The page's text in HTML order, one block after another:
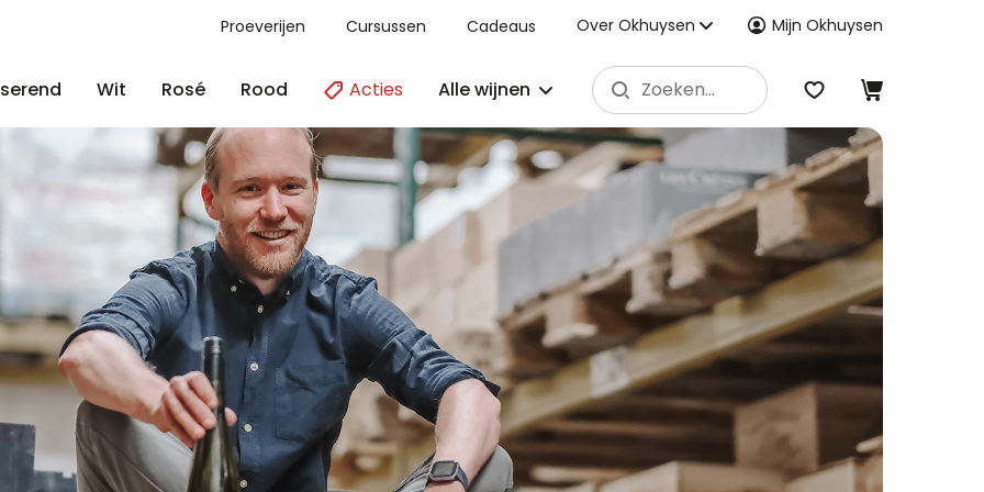
Proeverijen Cursussen Cadeaus Over Okhuysen Mijn Okhuysen
Wit Rosé Rood Acties Alle wijnen